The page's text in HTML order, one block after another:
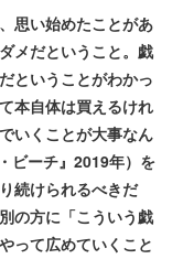
思い始めたことがあ
メだということ。戯
ということがわかっ
本自体は買えるけれ
いくことが大事なん
ビーチ』2019年）を
続けられるべきだ
の方に「こういう戯
って広めていくこと